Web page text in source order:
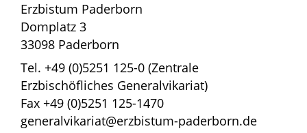
Erzbistum Paderborn
Domplatz 3
33098 Paderborn
Tel. +49 (0)5251 125-0 (Zentrale
Erzbischöfliches Generalvikariat)
Fax +49 (0)5251 125-1470
generalvikariat@erzbistum-paderborn.de